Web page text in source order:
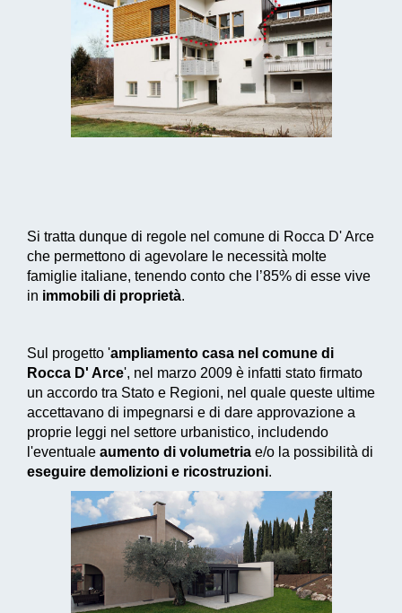
Si tratta dunque di regole nel comune di Rocca D' Arce
che permettono di agevolare le necessità molte
famiglie italiane, tenendo conto che l’85% di esse vive
in immobili di proprietà.
Sul progetto 'ampliamento casa nel comune di
Rocca D' Arce', nel marzo 2009 è infatti stato firmato
un accordo tra Stato e Regioni, nel quale queste ultime
accettavano di impegnarsi e di dare approvazione a
proprie leggi nel settore urbanistico, includendo
l'eventuale aumento di volumetria e/o la possibilità di
eseguire demolizioni e ricostruzioni.